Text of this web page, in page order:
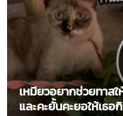
เหมียวอยากช่วยทาส
และคะยั้นคะยอให้เธ